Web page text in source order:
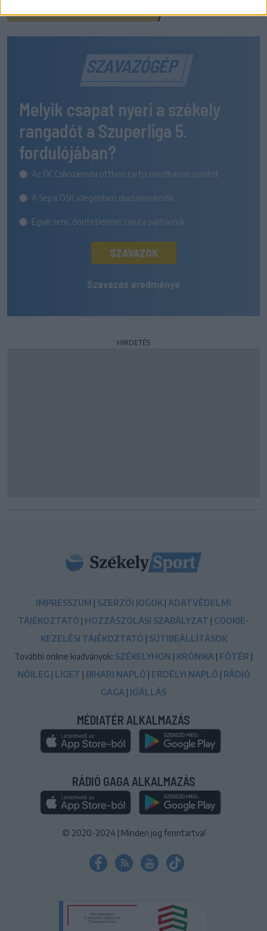
SZAVAZÓGÉP
Melyik csapat nyeri a székely
rangadót a Szuperliga 5.
fordulójában?
Az FK Csíkszereda otthon tartja mindhárom pontot
A Sepsi OSK idegenben diadalmaskodik
Egyik sem, döntetlennel zárul a párharcuk
SZAVAZOK
Szavazás eredménye
HIRDETÉS
IMPRESSZUM | SZERZŐI JOGOK | ADATVÉDELMI
TÁJÉKOZTATÓ | HOZZÁSZÓLÁSI SZABÁLYZAT | COOKIE-
KEZELÉSI TÁJÉKOZTATÓ | SÜTIBEÁLLÍTÁSOK
További online kiadványok: SZÉKELYHON | KRÓNIKA | FŐTÉR |
NŐILEG | LIGET | BIHARI NAPLÓ | ERDÉLYI NAPLÓ | RÁDIÓ
GAGA | JÓÁLLÁS
MÉDIATÉR ALKALMAZÁS
RÁDIÓ GAGA ALKALMAZÁS
© 2020-2024 | Minden jog fenntartva!